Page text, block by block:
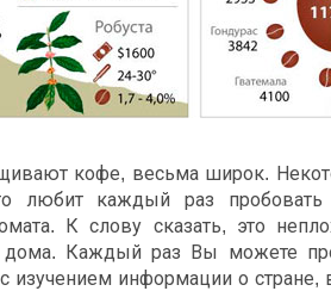
кофе, весьма широк.
любит каждый раз
К слову сказать, это
дома. Каждый раз Вы можете
с изучением информации о